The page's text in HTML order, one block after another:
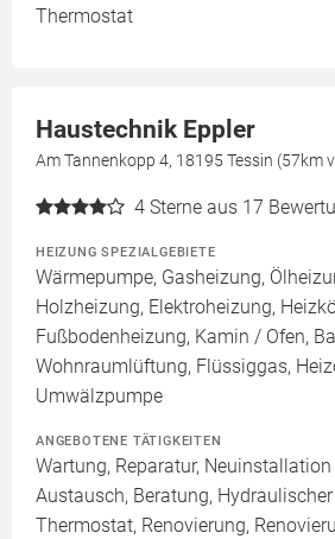
Thermostat
Haustechnik Eppler
Am Tannenkopp 4, 18195 Tessin (57km
4 Sterne aus 17
HEIZUNG SPEZIALGEBIETE
Wärmepumpe, Gasheizung,
Holzheizung, Elektroheizung,
Fußbodenheizung, Kamin / Ofen,
Wohnraumlüftung, Flüssiggas,
Umwälzpumpe
ANGEBOTENE TÄTIGKEITEN
Wartung, Reparatur,
Austausch, Beratung,
Thermostat, Renovierung,